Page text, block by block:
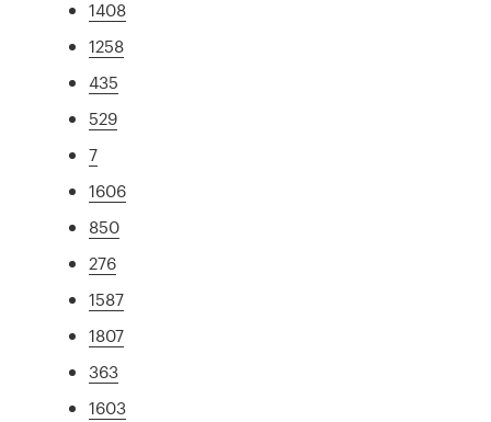
1408
1258
435
529
7
1606
850
276
1587
1807
363
1603